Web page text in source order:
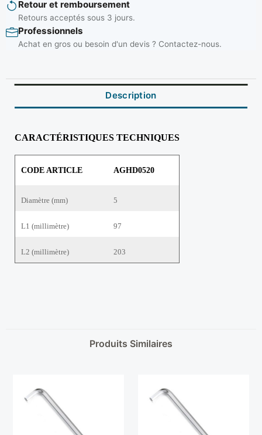
Retour et remboursement
Retours acceptés sous 3 jours.
Professionnels
Achat en gros ou besoin d'un devis ? Contactez-nous.
Description
CARACTÉRISTIQUES TECHNIQUES
CODE ARTICLE AGHD0520
Diamètre (mm) 5
L1 (millimètre) 97
L2 (millimètre) 203
Produits Similaires